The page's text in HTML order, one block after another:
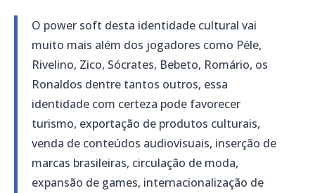
O power soft desta identidade cultural vai
muito mais além dos jogadores como Péle,
Rivelino, Zico, Sócrates, Bebeto, Romário, os
Ronaldos dentre tantos outros, essa
identidade com certeza pode favorecer
turismo, exportação de produtos culturais,
venda de conteúdos audiovisuais, inserção de
marcas brasileiras, circulação de moda,
expansão de games, internacionalização de